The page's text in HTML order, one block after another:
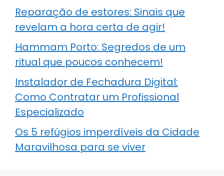
Reparação de estores: Sinais que
revelam a hora certa de agir!
Hammam Porto: Segredos de um
ritual que poucos conhecem!
Instalador de Fechadura Digital:
Como Contratar um Profissional
Especializado
Os 5 refúgios imperdíveis da Cidade
Maravilhosa para se viver